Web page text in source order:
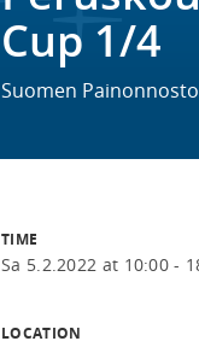
Cup 1/4
Suomen
TIME
Sa 5.2.2022 at 10:00 -
LOCATION